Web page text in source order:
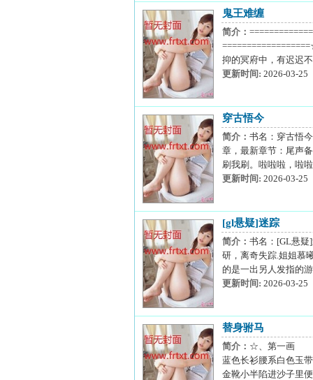
鬼王难缠
简介：
抑的冥府中，有迟迟
更新时间: 2026-03-25
穿古悟今
简介： 书名：穿古悟
章，最新章节：尾声
刷我刷。啦啦啦，啦
更新时间: 2026-03-25
[gl悬疑]迷踪
简介： 书名：[GL悬疑
研，离奇失踪.姐姐慕
的是一出另人发指的
更新时间: 2026-03-25
替身驸马
简介： ☆、第一画 一
蓝色长衫腰系白色玉
金靴小半陷进沙子里